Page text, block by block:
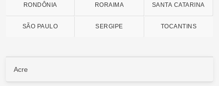
RONDÔNIA RORAIMA SANTA CATARINA
SÃO PAULO SERGIPE TOCANTINS
Acre